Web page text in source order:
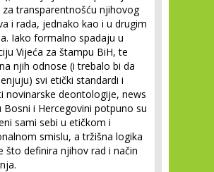
transparentnošću njihovog
i rada, jednako kao i u drugim
Iako formalno spadaju u
Vijeća za štampu BiH, te
njih odnose (i trebalo bi da
svi etički standardi i
novinarske deontologije, news
Bosni i Hercegovini potpuno su
sami sebi u etičkom i
smislu, a tržišna logika
što definira njihov rad i način